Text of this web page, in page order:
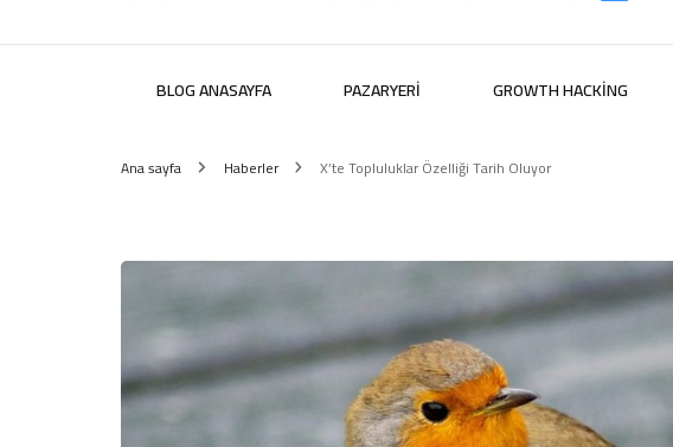
Takipera
BLOG ANASAYFA PAZARYERI GROWTH HACKING
Ana sayfa Haberler X’te Topluluklar Özelliği Tarih Oluyor